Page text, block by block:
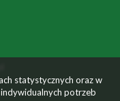
statystycznych oraz w
potrzeb